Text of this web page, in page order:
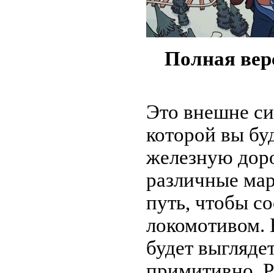
Полная
Это внешне
которой вы
железную
различные
путь, чтобы
локомотивом.
будет